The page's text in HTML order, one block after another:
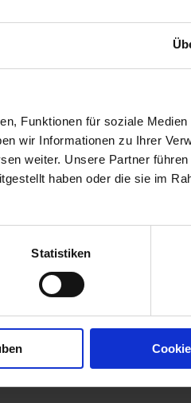
Funktionen für soziale
wir Informationen zu Ihrer
weiter. Unsere Partner
haben oder die sie im
Statistiken